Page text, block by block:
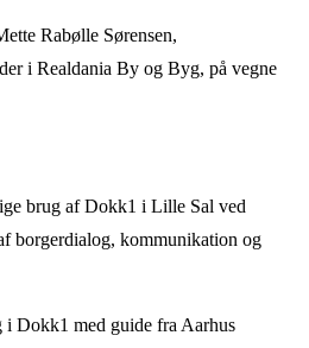
Rabølle Sørensen,
i Realdania By og Byg, på vegne
brug af Dokk1 i Lille Sal ved
borgerdialog, kommunikation og
Dokk1 med guide fra Aarhus